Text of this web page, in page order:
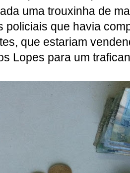
uma trouxinha de
policiais que havia
que estariam
Lopes para um